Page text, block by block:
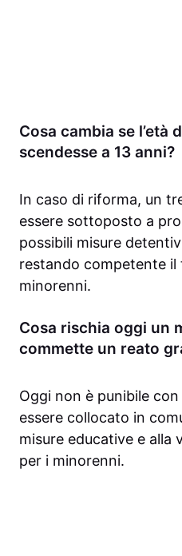
Cosa cambia se l’età
scendesse a 13 anni?
In caso di riforma, un
essere sottoposto a
possibili misure
restando competente il
minorenni.
Cosa rischia oggi un
commette un reato
Oggi non è punibile
essere collocato in
misure educative e alla
per i minorenni.